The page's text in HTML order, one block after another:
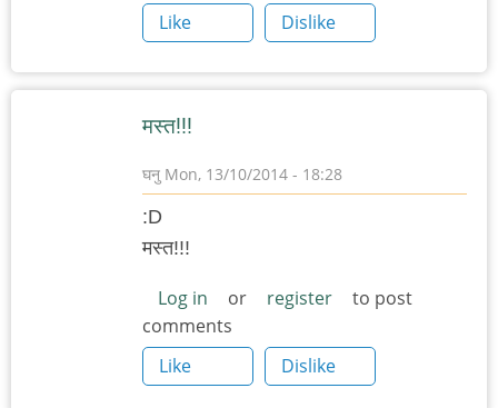
Like Dislike
मस्त!!!
घनु Mon, 13/10/2014 - 18:28
:D
मस्त!!!
Log in or register
to post
comments
Like
Dislike